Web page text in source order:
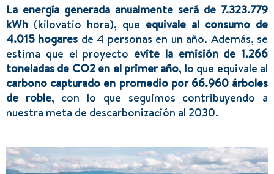
La energía generada anualmente será de 7.323.779
kWh (kilovatio hora), que equivale al consumo de
4.015 hogares de 4 personas en un año. Además, se
estima que el proyecto evite la emisión de 1.266
toneladas de CO2 en el primer año, lo que equivale al
carbono capturado en promedio por 66.960 árboles
de roble, con lo que seguimos contribuyendo a
nuestra meta de descarbonización al 2030.